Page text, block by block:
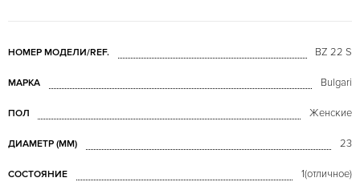
НОМЕР МОДЕЛИ/REF. BZ 22 S
МАРКА Bulgari
ПОЛ Женские
ДИАМЕТР (MM) 23
СОСТОЯНИЕ 1(отличное)